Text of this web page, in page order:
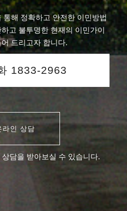
해 정확하고 안전한 이민방법
고 불투명한 현재의 이민가이
드리고자 합니다.
1833-2963
라인 상담
담을 받아보실 수 있습니다.